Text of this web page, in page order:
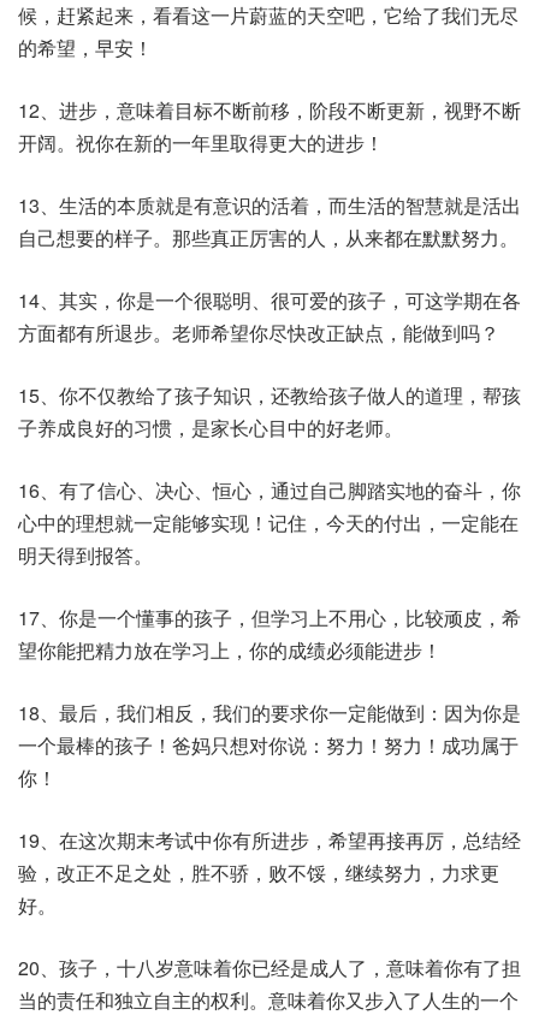
候，赶紧起来，看看这一片蔚蓝的天空吧，它给了我们无尽
的希望，早安！
12、进步，意味着目标不断前移，阶段不断更新，视野不断
开阔。祝你在新的一年里取得更大的进步！
13、生活的本质就是有意识的活着，而生活的智慧就是活出
自己想要的样子。那些真正厉害的人，从来都在默默努力。
14、其实，你是一个很聪明、很可爱的孩子，可这学期在各
方面都有所退步。老师希望你尽快改正缺点，能做到吗？
15、你不仅教给了孩子知识，还教给孩子做人的道理，帮孩
子养成良好的习惯，是家长心目中的好老师。
16、有了信心、决心、恒心，通过自己脚踏实地的奋斗，你
心中的理想就一定能够实现！记住，今天的付出，一定能在
明天得到报答。
17、你是一个懂事的孩子，但学习上不用心，比较顽皮，希
望你能把精力放在学习上，你的成绩必须能进步！
18、最后，我们相反，我们的要求你一定能做到：因为你是
一个最棒的孩子！爸妈只想对你说：努力！努力！成功属于
你！
19、在这次期末考试中你有所进步，希望再接再厉，总结经
验，改正不足之处，胜不骄，败不馁，继续努力，力求更
好。
20、孩子，十八岁意味着你已经是成人了，意味着你有了担
当的责任和独立自主的权利。意味着你又步入了人生的一个